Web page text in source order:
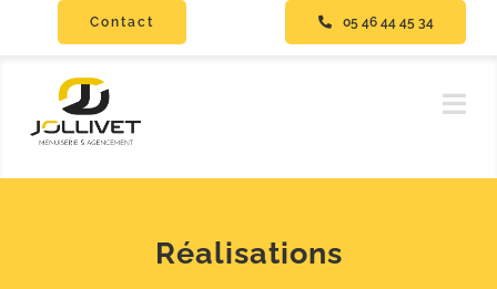
Contact 05 46 44 45 34
Réalisations